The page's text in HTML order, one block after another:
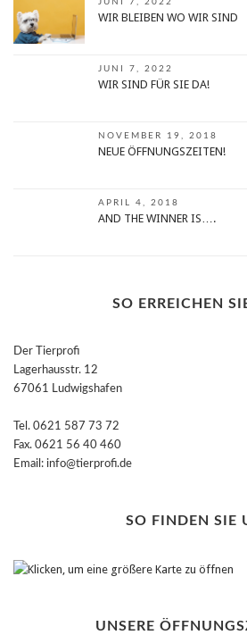
JUNI 7, 2022
WIR BLEIBEN WO WIR SIND
JUNI 7, 2022
WIR SIND FÜR SIE DA!
NOVEMBER 19, 2018
NEUE ÖFFNUNGSZEITEN!
APRIL 4, 2018
AND THE WINNER IS….
SO ERREICHEN
Der Tierprofi
Lagerhausstr. 12
67061 Ludwigshafen
Tel. 0621 587 73 72
Fax. 0621 56 40 460
Email: info@tierprofi.de
SO FINDEN SIE
UNSERE